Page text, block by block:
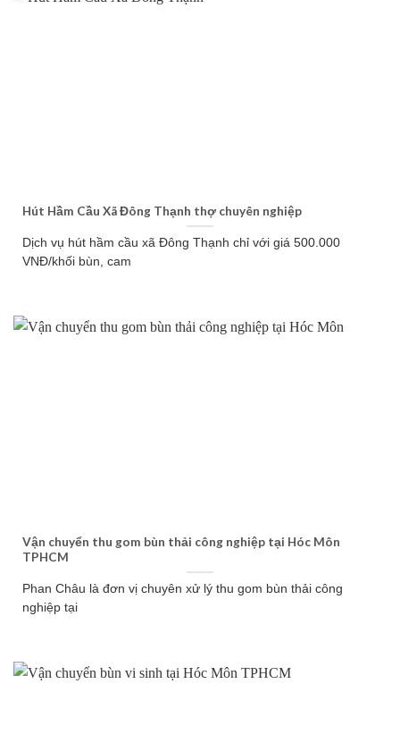
Hút Hầm Cầu Xã Đông Thạnh thợ chuyên nghiệp
Dịch vụ hút hầm cầu xã Đông Thạnh chỉ với giá 500.000
VNĐ/khối bùn, cam
Vận chuyển thu gom bùn thải công nghiệp tại Hóc Môn
TPHCM
Phan Châu là đơn vị chuyên xử lý thu gom bùn thải công
nghiệp tại